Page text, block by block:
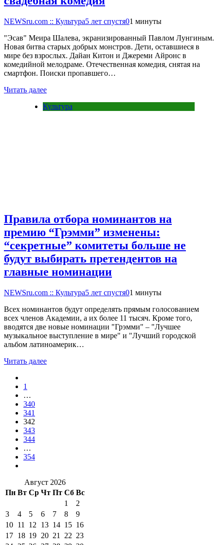
NEWSru.com :: Культура5 лет спустя01 минуты
"Эсав" Меира Шалева, экранизированный Павлом Лунгиным.
Новая битва старых добрых монстров. Дети, оставшиеся в
мире без взрослых. Дайан Китон и Джереми Айронс в
комедийной мелодраме. Отечественная комедия, снятая на
смартфон. Поиски пропавшего…
Читать далее
Культура
Правила отбора номинантов на
премию “Грэмми” изменены:
“секретные” комитеты больше не
будут выбирать претендентов на
главные номинации
NEWSru.com :: Культура5 лет спустя01 минуты
Всех номинантов будут определять прямым голосованием
всех членов Академии, а их более 11 тысяч. Кроме того,
вводятся две новые номинации "Грэмми" – "Лучшее
музыкальное выступление в мире" и "Лучший городской
альбом латиноамерик…
Читать далее
1
…
340
341
342
343
344
…
354
Август 2026
Пн Вт Ср Чт Пт Сб Вс
1
2
3
4 5 6 7 8
9
10 11 12 13 14 15 16
17 18 19 20 21 22 23